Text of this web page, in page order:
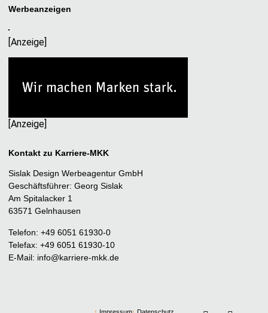
Kontakt zu Karriere-MKK
Sislak Design Werbeagentur GmbH
Geschäftsführer: Georg Sislak
Am Spitalacker 1
63571 Gelnhausen
Telefon: +49 6051 61930-0
Telefax: +49 6051 61930-10
E-Mail: info@karriere-mkk.de
Werbeanzeigen
[Anzeige]
[Anzeige]